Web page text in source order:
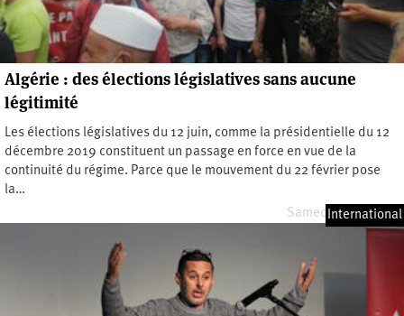
Algérie : des élections législatives sans aucune
légitimité
Les élections législatives du 12 juin, comme la présidentielle du 12
décembre 2019 constituent un passage en force en vue de la
continuité du régime. Parce que le mouvement du 22 février pose
la…
Samedi 12 juin 2021
International